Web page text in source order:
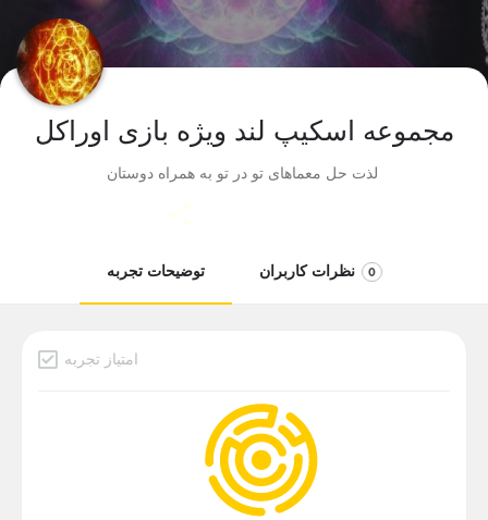
مجموعه اسکیپ لند ویژه بازی اوراکل
توضیحات تجربه نظرات کاربران 0
امتیاز تجربه